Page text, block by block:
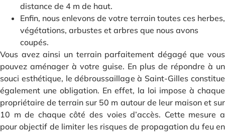
distance de 4 m de haut.
Enfin, nous enlevons de votre terrain toutes ces herbes,
végétations, arbustes et arbres que nous avons
coupés.
Vous avez ainsi un terrain parfaitement dégagé que vous
pouvez aménager à votre guise. En plus de répondre à un
souci esthétique, le débroussaillage à Saint-Gilles constitue
également une obligation. En effet, la loi impose à chaque
propriétaire de terrain sur 50 m autour de leur maison et sur
10 m de chaque côté des voies d’accès. Cette mesure a
pour objectif de limiter les risques de propagation du feu en